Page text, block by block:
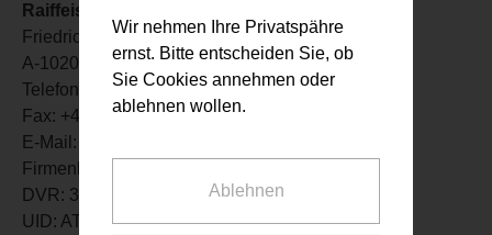
Raiffeisen Vorsorge Wohnung GmbH
Friedrich-Wilhelm-Raiffeisen-Platz 1 l 4. Stock
A-1020 Wien
Telefon:
+43-1-533 3000
Fax: +43-1-533 3000-2995
E-Mail:
Firmenbuch: 275073w HG Wien
DVR: 3000716
UID: ATU 62375744
Wir nehmen Ihre Privatspähre
ernst. Bitte entscheiden Sie, ob
Sie Cookies annehmen oder
ablehnen wollen.
Ablehnen